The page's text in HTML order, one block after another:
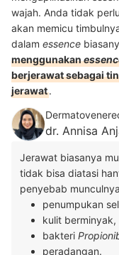
wajah. Anda tidak
akan memicu
dalam essence
menggunakan
berjerawat sebagai
jerawat.
dr. Annisa
Jerawat biasanya
tidak bisa diatasi
penyebab
penumpukan
kulit berminyak,
bakteri
peradangan.